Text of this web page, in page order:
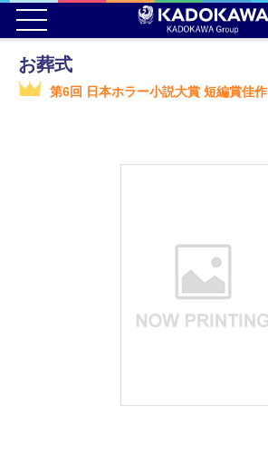
お葬式
第6回 日本ホラー小説大賞 短編賞佳作